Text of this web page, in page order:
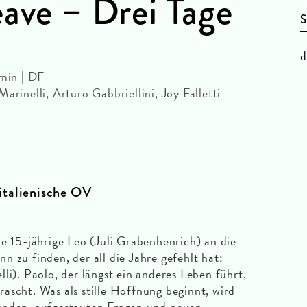
– Drei Tage
| DF
Arturo Gabbriellini, Joy Falletti
OV
jährige Leo (Juli Grabenhenrich) an die
zu finden, der all die Jahre gefehlt hat:
Paolo, der längst ein anderes Leben führt,
Was als stille Hoffnung beginnt, wird